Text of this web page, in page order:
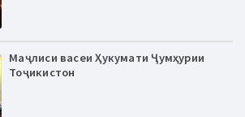
Маҷлиси васеи Ҳукумати Ҷумҳурии
Тоҷикистон